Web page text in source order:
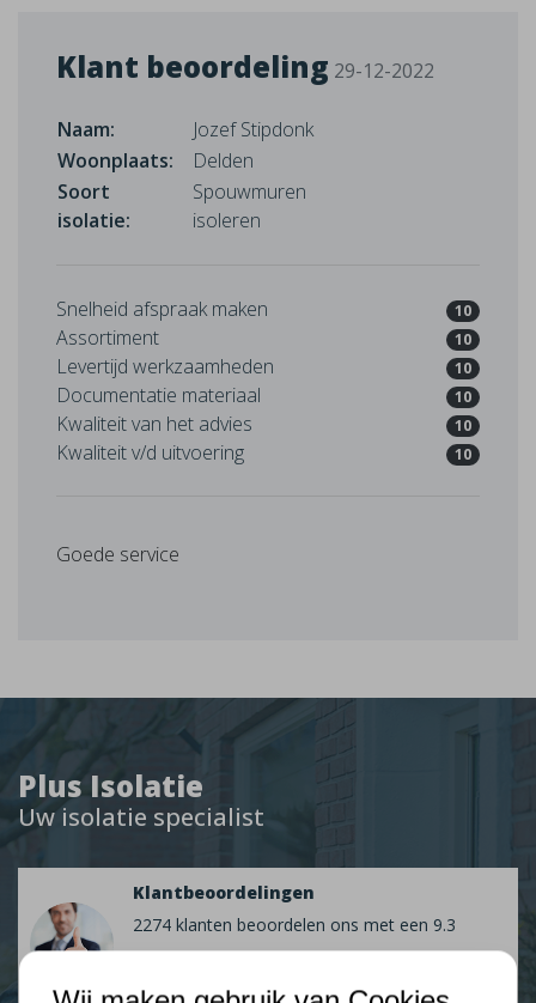
Plus Isolatie
Uw isolatie specialist
Klantbeoordelingen
2274 klanten beoordelen ons met een 9.3
Klant beoordeling 29-12-2022
Naam:
Jozef Stipdonk
Woonplaats:
Delden
Soort
isolatie:
Spouwmuren
isoleren
Snelheid afspraak maken 10
Assortiment 10
Levertijd werkzaamheden 10
Documentatie materiaal 10
Kwaliteit van het advies 10
Kwaliteit v/d uitvoering 10
Goede service